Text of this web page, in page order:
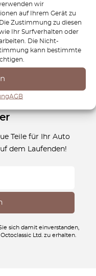
wir
auf Ihrem Gerät zu
Zustimmung zu diesen
Ihr Surfverhalten oder
Die Nicht-
kann bestimmte
AGB
oder dein Fahrzeug
wir haben genau das,
GR Supra so, wie er
sollte!
Teile für Ihr Auto
dem Laufenden!
sich damit einverstanden,
Ltd. zu erhalten.